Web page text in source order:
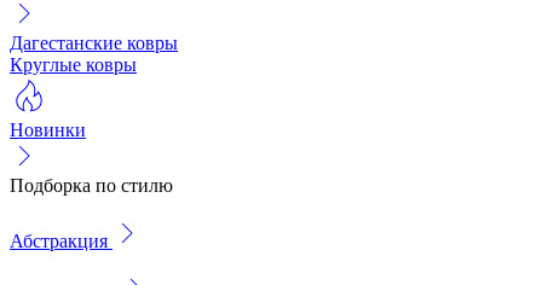
Дагестанские ковры
Круглые ковры
Новинки
Подборка по стилю
Абстракция